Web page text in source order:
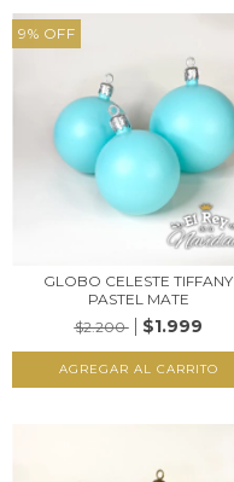
9% OFF
GLOBO CELESTE TIFFANY
PASTEL MATE
$2.200
$1.999
AGREGAR AL CARRITO